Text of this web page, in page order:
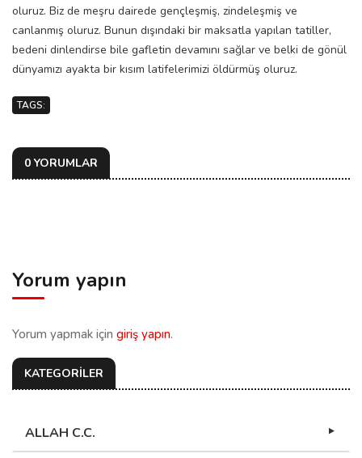
oluruz. Biz de meşru dairede gençleşmiş, zindeleşmiş ve
canlanmış oluruz. Bunun dışındaki bir maksatla yapılan tatiller,
bedeni dinlendirse bile gafletin devamını sağlar ve belki de gönül
dünyamızı ayakta bir kısım latifelerimizi öldürmüş oluruz.
TAGS:
0 YORUMLAR
Yorum yapın
Yorum yapmak için giriş yapın.
KATEGORİLER
ALLAH C.C.